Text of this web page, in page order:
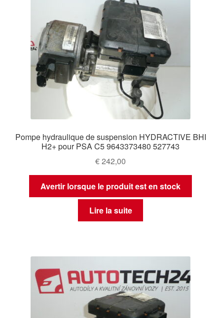
Pompe hydraulique de suspension HYDRACTIVE BHI
H2+ pour PSA C5 9643373480 527743
€242,00
Avertir lorsque le produit est en stock
Lire la suite